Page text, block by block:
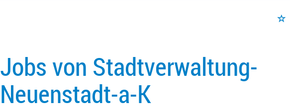
Jobs von Stadtverwaltung-
Neuenstadt-a-K